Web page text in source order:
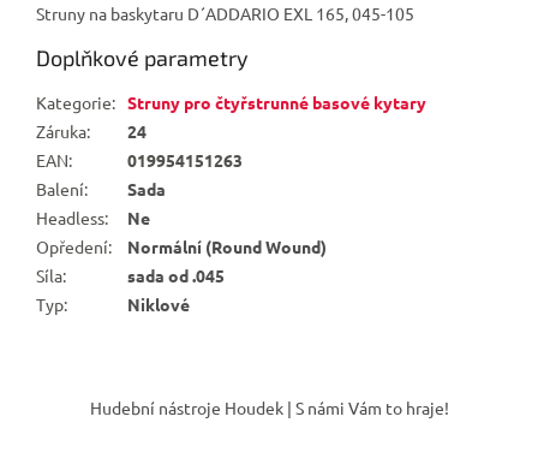
Struny na baskytaru D´ADDARIO EXL 165, 045-105
Doplňkové parametry
Kategorie: Struny pro čtyřstrunné basové kytary
Záruka:
24
EAN:
019954151263
Balení:
Sada
Headless:
Ne
Opředení:
Normální (Round Wound)
Síla:
sada od .045
Typ: Niklové
Hudební nástroje Houdek | S námi Vám to hraje!